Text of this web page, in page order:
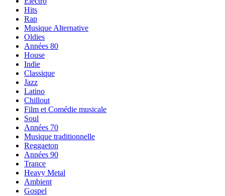
Hits
Rap
Musique Alternative
Oldies
Années 80
House
Indie
Classique
Jazz
Latino
Chillout
Film et Comédie musicale
Soul
Années 70
Musique traditionnelle
Reggaeton
Années 90
Trance
Heavy Metal
Ambient
Gospel